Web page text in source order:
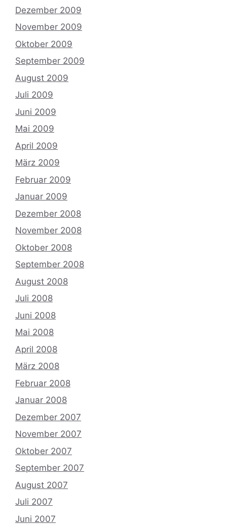
Dezember 2009
November 2009
Oktober 2009
September 2009
August 2009
Juli 2009
Juni 2009
Mai 2009
April 2009
März 2009
Februar 2009
Januar 2009
Dezember 2008
November 2008
Oktober 2008
September 2008
August 2008
Juli 2008
Juni 2008
Mai 2008
April 2008
März 2008
Februar 2008
Januar 2008
Dezember 2007
November 2007
Oktober 2007
September 2007
August 2007
Juli 2007
Juni 2007